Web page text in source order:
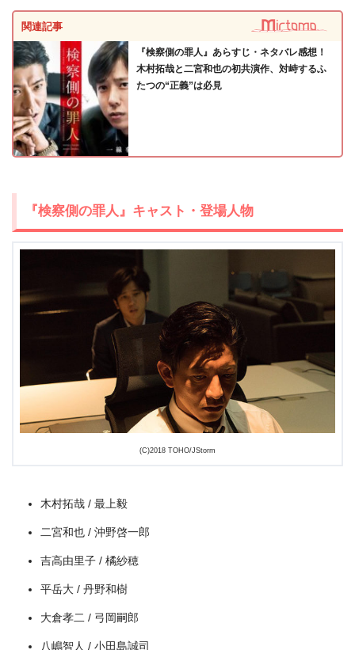
＼＼30日間無料!!お試し解約もOK／／
今すぐ無料でAmazonプライムビデオで見る
出典:amazon.co.jp
関連記事
『検察側の罪人』あらすじ・ネタバレ感想！
木村拓哉と二宮和也の初共演作、対峙するふ
たつの“正義”は必見
『検察側の罪人』キャスト・登場人物
(C)2018 TOHO/JStorm
木村拓哉 / 最上毅
二宮和也 / 沖野啓一郎
吉高由里子 / 橘紗穂
平岳大 / 丹野和樹
大倉孝二 / 弓岡嗣郎
八嶋智人 / 小田島誠司